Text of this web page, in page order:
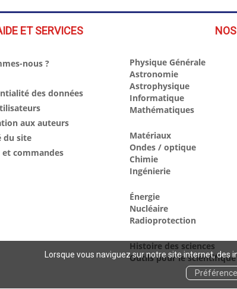
Lorsque vous naviguez sur notre site internet,
ET SERVICES
nous ?
des données
aux auteurs
du site
et commandes
Physique Générale
Astronomie
Astrophysique
Informatique
Mathématiques
Matériaux
Ondes / optique
Chimie
Ingénierie
Énergie
Nucléaire
Radioprotection
Histoire des sciences
Outils pour le scientifique